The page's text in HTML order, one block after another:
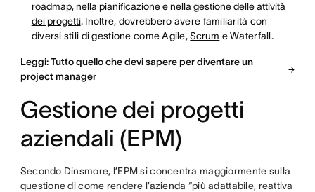
roadmap, nella pianificazione e nella gestione delle attività
dei progetti. Inoltre, dovrebbero avere familiarità con
diversi stili di gestione come Agile,Scrum e Waterfall.
Leggi: Tutto quello che devi sapere per diventare un
project manager
Gestione dei progetti
aziendali (EPM)
Secondo Dinsmore, l’EPM si concentra maggiormente sulla
questione di come rendere l’azienda “più adattabile, reattiva